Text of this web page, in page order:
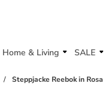
Home & Living SALE
Steppjacke Reebok in Rosa